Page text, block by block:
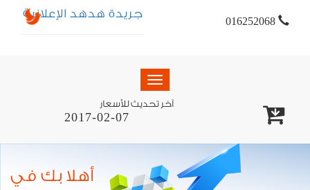
جريدة هدهد الإعلانية
016252068
آخر تحديث للأسعار
2017-02-07
أهلا بك في